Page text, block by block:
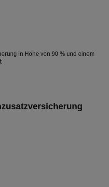
in Höhe von 90 % und einem